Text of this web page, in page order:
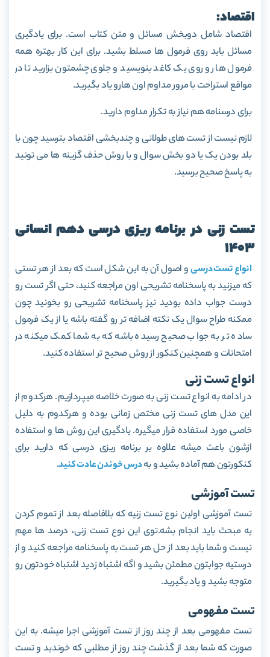
اقتصاد:
اقتصاد شامل دوبخش مسائل و متن کتاب است. برای یادگیری
مسائل باید روی فرمول ها مسلط بشید. برای این کار بهتره همه
فرمول ها رو روی یک کاغد بنویسید و جلوی چشمتون بزارید تا در
مواقع استراحت با مرور مداوم اون هارو یاد بگیرید.
برای درسنامه هم نیاز به تکرار مداوم دارید.
لازم نیست از تست های طولانی و چندبخشی اقتصاد بترسید چون با
بلد بودن یک یا دو بخش سوال و با روش حذف گزینه ها می تونید
به پاسخ صحیح برسید.
تست زنی در برنامه ریزی درسی دهم انسانی
1403
انواع تست درسیو اصول آن به این شکل است که بعد از هر تستی
که میزنید به پاسخنامه تشریحی اون مراجعه کنید، حتی اگر تست رو
درست جواب داده بودید نیز پاسخنامه تشریحی رو بخونید چون
ممکنه طراح سوال یک نکته اضافه تر رو گفته باشه یا از یک فرمول
ساده تر به جواب صحیح رسیده باشه که به شما کمک میکنه در
امتحانات و همچنین کنکور از روش صحیح تر استفاده کنید.
انواع تست زنی
در ادامه به انواع تست زنی به صورت خلاصه میپردازیم. هرکدوم از
این مدل های تست زنی مختص زمانی بوده و هرکدوم به دلیل
خاصی مورد استفاده قرار میگیره. یادگیری این روش ها و استفاده
ازشون باعث میشه علاوه بر برنامه ریزی درسی که دارید برای
کنکورتون هم آماده بشید و بهدرس خوندن عادت کنید.
تست آموزشی
تست آموزشی اولین نوع تست زنیه که بلافاصله بعد از تموم کردن
یه مبحث باید انجام بشه.توی این نوع تست زنی، درصد ها مهم
نیست و شما باید بعد از حل هر تست به پاسخنامه مراجعه کنید و از
درستیه جوابتون مطمئن بشید و اگه اشتباه زدید اشتباه خودتون رو
متوجه بشید و یاد بگیرید.
تست مفهومی
تست مفهومی بعد از چند روز از تست آموزشی اجرا میشه. به این
صورت که شما بعد از گذشت چند روز از مطلبی که خوندید و تست